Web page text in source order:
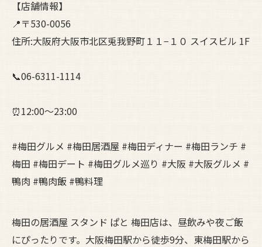
【店舗情報】
📍〒530-0056
住所:大阪府大阪市北区兎我野町１１−１０ スイスビル 1F
📞06-6311-1114
⏰12:00～23:00
#梅田グルメ #梅田居酒屋 #梅田ディナー #梅田ランチ #
梅田 #梅田デート #梅田グルメ巡り #大阪 #大阪グルメ #
鴨肉 #鴨肉飯 #鴨料理
梅田の居酒屋 スタンド ぱと 梅田店は、昼飲みや夜ご飯
にぴったりです。大阪梅田駅から徒歩9分、東梅田駅から